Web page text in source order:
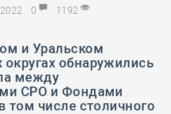
0 1192
и Уральском
обнаружились
между
СРО и Фондами
том числе столичного